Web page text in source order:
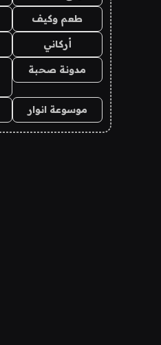
طعم وكيف
أركاني
مدونة صحبة
موسوعة انوار